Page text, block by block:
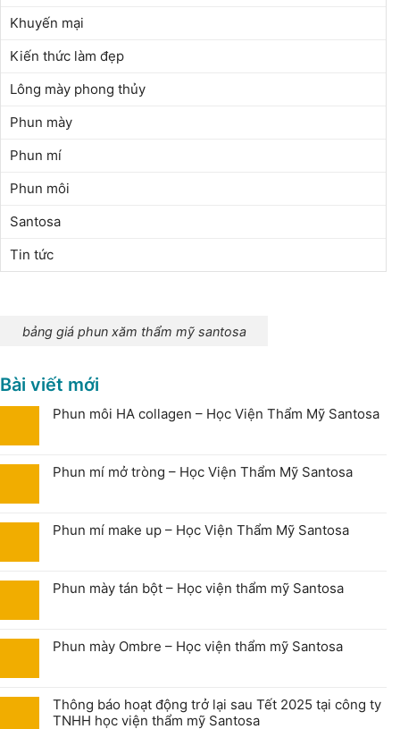
Khuyến mại
Kiến thức làm đẹp
Lông mày phong thủy
Phun mày
Phun mí
Phun môi
Santosa
Tin tức
bảng giá phun xăm thẩm mỹ santosa
Bài viết mới
Phun môi HA collagen – Học Viện Thẩm Mỹ Santosa
Phun mí mở tròng – Học Viện Thẩm Mỹ Santosa
Phun mí make up – Học Viện Thẩm Mỹ Santosa
Phun mày tán bột – Học viện thẩm mỹ Santosa
Phun mày Ombre – Học viện thẩm mỹ Santosa
Thông báo hoạt động trở lại sau Tết 2025 tại công ty
TNHH học viện thẩm mỹ Santosa